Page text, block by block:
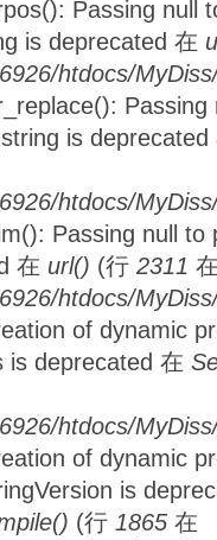
Passing null
is deprecated 在
htdocs/
is
htdocs/
Passing null to
在 url() (行 2311
htdocs/
of dynamic
is deprecated 在
htdocs/
of dynamic
is
(行 1865 在